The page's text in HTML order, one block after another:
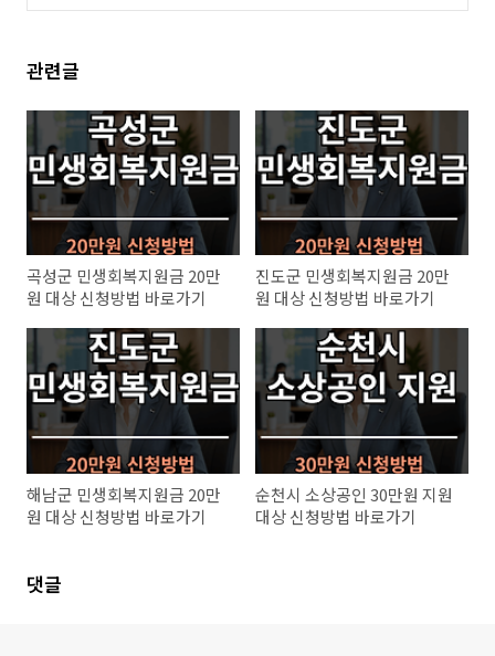
관련글
곡성군 민생회복지원금 20만
원 대상 신청방법 바로가기
진도군 민생회복지원금 20만
원 대상 신청방법 바로가기
해남군 민생회복지원금 20만
원 대상 신청방법 바로가기
순천시 소상공인 30만원 지원
대상 신청방법 바로가기
댓글